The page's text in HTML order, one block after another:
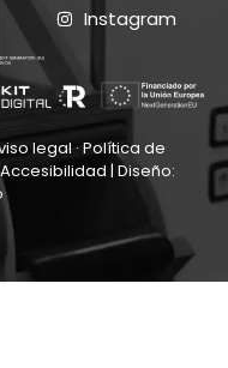
Instagram
legal · Política de
Accesibilidad | Diseño: